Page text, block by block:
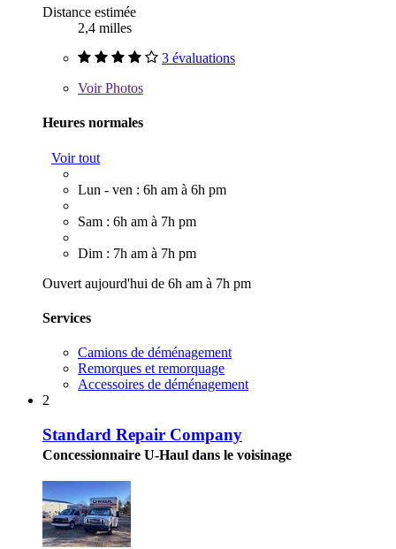
Distance estimée
2,4 milles
3 évaluations
VoirPhotos
Heures normales
Voir tout
Lun - ven : 6h am à 6h pm
Sam : 6h am à 7h pm
Dim : 7h am à 7h pm
Ouvert aujourd'hui de 6h am à 7h pm
Services
Camions de déménagement
Remorques et remorquage
Accessoires de déménagement
2
Standard Repair Company
Concessionnaire U-Haul dans le voisinage